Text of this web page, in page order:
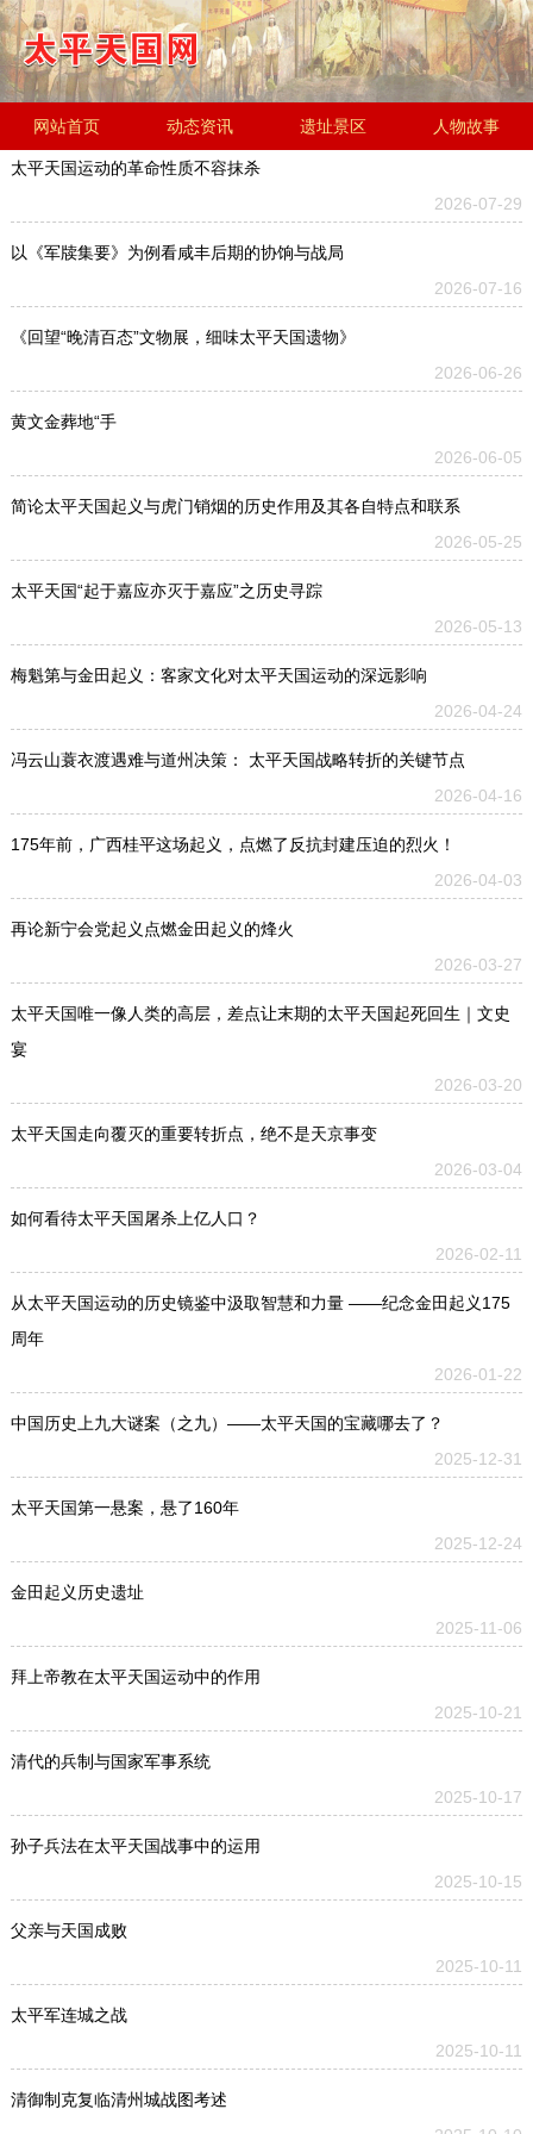
网站首页 动态资讯 遗址景区 人物故事
历史文化 金田起义研究会
太平天国运动的革命性质不容抹杀
2026-07-29
以《军牍集要》为例看咸丰后期的协饷与战局
2026-07-16
《回望“晚清百态”文物展，细味太平天国遗物》
2026-06-26
黄文金葬地“手
2026-06-05
简论太平天国起义与虎门销烟的历史作用及其各自特点和联系
2026-05-25
太平天国“起于嘉应亦灭于嘉应”之历史寻踪
2026-05-13
梅魁第与金田起义：客家文化对太平天国运动的深远影响
2026-04-24
冯云山蓑衣渡遇难与道州决策： 太平天国战略转折的关键节点
2026-04-16
175年前，广西桂平这场起义，点燃了反抗封建压迫的烈火！
2026-04-03
再论新宁会党起义点燃金田起义的烽火
2026-03-27
太平天国唯一像人类的高层，差点让末期的太平天国起死回生｜文史
宴
2026-03-20
太平天国走向覆灭的重要转折点，绝不是天京事变
2026-03-04
如何看待太平天国屠杀上亿人口？
2026-02-11
从太平天国运动的历史镜鉴中汲取智慧和力量 ——纪念金田起义175
周年
2026-01-22
中国历史上九大谜案（之九）——太平天国的宝藏哪去了？
2025-12-31
太平天国第一悬案，悬了160年
2025-12-24
金田起义历史遗址
2025-11-06
拜上帝教在太平天国运动中的作用
2025-10-21
清代的兵制与国家军事系统
2025-10-17
孙子兵法在太平天国战事中的运用
2025-10-15
父亲与天国成败
2025-10-11
太平军连城之战
2025-10-11
清御制克复临清州城战图考述